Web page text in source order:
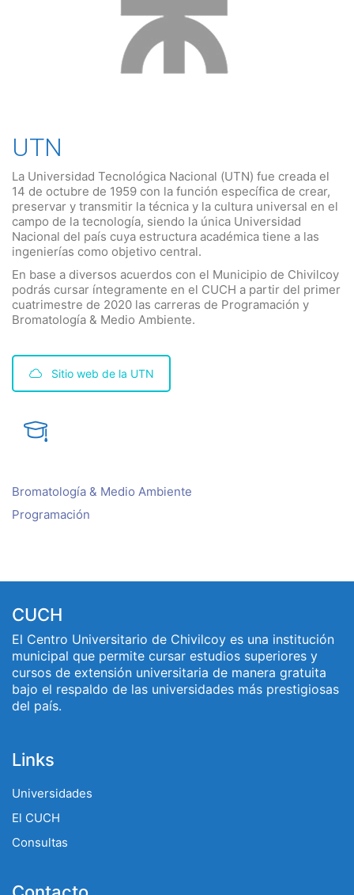
UTN
La Universidad Tecnológica Nacional (UTN) fue creada el
14 de octubre de 1959 con la función específica de crear,
preservar y transmitir la técnica y la cultura universal en el
campo de la tecnología, siendo la única Universidad
Nacional del país cuya estructura académica tiene a las
ingenierías como objetivo central.
En base a diversos acuerdos con el Municipio de Chivilcoy
podrás cursar íntegramente en el CUCH a partir del primer
cuatrimestre de 2020 las carreras de Programación y
Bromatología & Medio Ambiente.
Sitio web de la UTN
Bromatología & Medio Ambiente
Programación
CUCH
El Centro Universitario de Chivilcoy es una institución
municipal que permite cursar estudios superiores y
cursos de extensión universitaria de manera gratuita
bajo el respaldo de las universidades más prestigiosas
del país.
Links
Universidades
El CUCH
Consultas